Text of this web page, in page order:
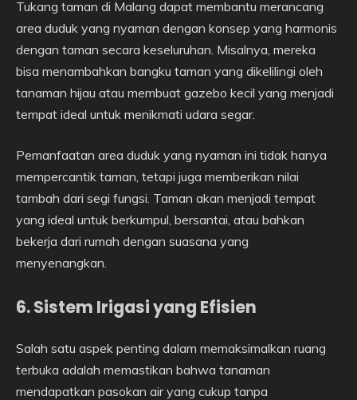
Tukang taman di Malang dapat membantu merancang
area duduk yang nyaman dengan konsep yang harmonis
dengan taman secara keseluruhan. Misalnya, mereka
bisa menambahkan bangku taman yang dikelilingi oleh
tanaman hijau atau membuat gazebo kecil yang menjadi
tempat ideal untuk menikmati udara segar.
Pemanfaatan area duduk yang nyaman ini tidak hanya
mempercantik taman, tetapi juga memberikan nilai
tambah dari segi fungsi. Taman akan menjadi tempat
yang ideal untuk berkumpul, bersantai, atau bahkan
bekerja dari rumah dengan suasana yang
menyenangkan.
6. Sistem Irigasi yang Efisien
Salah satu aspek penting dalam memaksimalkan ruang
terbuka adalah memastikan bahwa tanaman
mendapatkan pasokan air yang cukup tanpa